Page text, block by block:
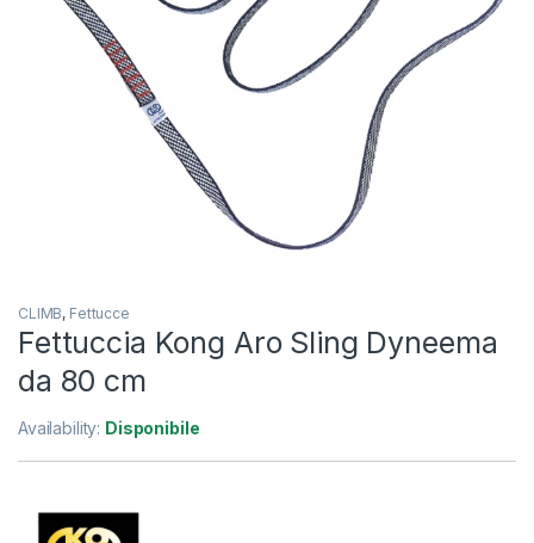
CLIMB, Fettucce
Fettuccia Kong Aro Sling Dyneema
da 80 cm
Availability: Disponibile